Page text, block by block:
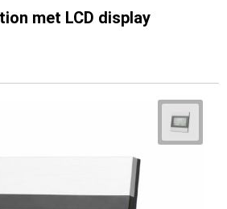
met LCD display